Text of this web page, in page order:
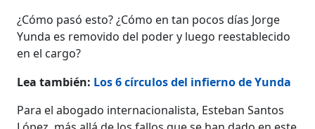
¿Cómo pasó esto? ¿Cómo en tan pocos días Jorge
Yunda es removido del poder y luego reestablecido
en el cargo?
Lea también: Los 6 círculos del infierno de Yunda
Para el abogado internacionalista, Esteban Santos